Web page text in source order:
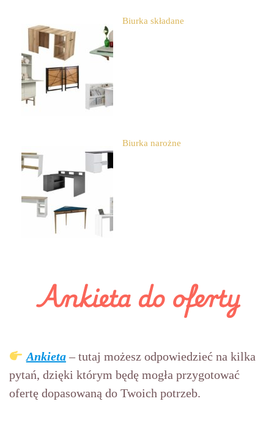
Biurka składane
Biurka narożne
Ankieta do oferty
Ankieta– tutaj możesz odpowiedzieć na kilka
pytań, dzięki którym będę mogła przygotować
ofertę dopasowaną do Twoich potrzeb.